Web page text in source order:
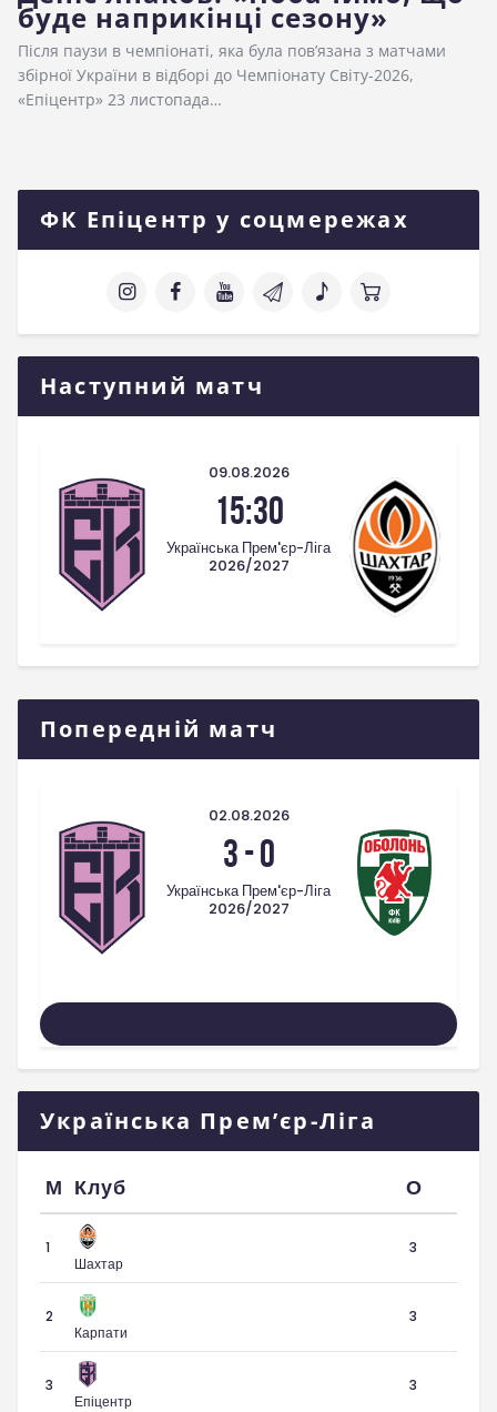
буде наприкінці сезону»
Після паузи в чемпіонаті, яка була пов’язана з матчами
збірної України в відборі до Чемпіонату Світу-2026,
«Епіцентр» 23 листопада…
ФК Епіцентр у соцмережах
Наступний матч
09.08.2026
15:30
Українська Прем'єр-Ліга
2026/2027
Попередній матч
02.08.2026
3-0
Українська Прем'єр-Ліга
2026/2027
Українська Прем’єр-Ліга
М Клуб О
1
Шахтар
3
2
Карпати
3
3
Епіцентр
3